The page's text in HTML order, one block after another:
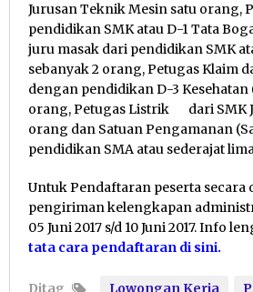
Jurusan Teknik Mesin satu orang,
pendidikan SMK atau D-1 Tata
juru masak dari pendidikan SMK
sebanyak 2 orang, Petugas Klaim
dengan pendidikan D-3 Kesehatan
orang, Petugas Listrik dari SMK
orang dan Satuan Pengamanan
pendidikan SMA atau sederajat
Untuk Pendaftaran peserta secara
pengiriman kelengkapan
05 Juni 2017 s/d 10 Juni 2017. Info
tata cara pendaftaran di sini.